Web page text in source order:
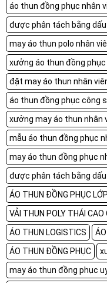
áo thun đồng phục nhân
được phân tách bằng
may áo thun polo nhân
xưởng áo thun đồng
đặt may áo thun nhân
áo thun đồng phục công
xưởng may áo thun nhân
mẫu áo thun đồng phục
may áo thun đồng phục
được phân tách bằng
ÁO THUN ĐỒNG PHỤC LỚP
VẢI THUN POLY THÁI CAO
ÁO THUN LOGISTICS
ÁO THUN ĐỒNG PHỤC
may áo thun đồng phục